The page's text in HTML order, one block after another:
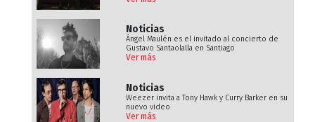
Noticias
Ángel Maulén es el invitado al concierto de
Gustavo Santaolalla en Santiago
Ver más
Noticias
Weezer invita a Tony Hawk y Curry Barker en su
nuevo video
Ver más